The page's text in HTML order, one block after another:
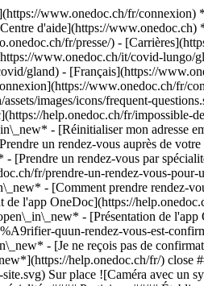
www.onedoc.ch/fr/connexion)
d'aide](https://www.onedoc.ch)
fr/presse/) -
www.onedoc.ch/it/covid-
gland) - [Français](https://
www.onedoc.ch/fr/
images/icons/frequent-
help.onedoc.ch/fr/
- [Réinitialiser mon adresse
un rendez-vous auprès de
un rendez-vous par
fr/prendre-un-rendez-vous-
- [Comment prendre rendez-
de l'app OneDoc](https://
- [Présentation de
fr/centre-medical/gland/e779/centre-medical-du-lac) Route Suisse 35 1196 Gland ![Icône patient avec un signe plus annonçant que le professionnel accepte de nouveaux patients](https://www.onedoc.ch/assets/images/icons/new-patients.svg)Accepte les nouveaux patients [Réserver un RDV](https://www.onedoc.ch/fr/pneumologue/gland/pcn9d/dr-liz-coronado) Expertises: Covid long, [Dépistage cancer du poumon](https://www.onedoc.ch/fr/depistage-cancer-du-poumon/gland), [Cancer du poumon](https://www.onedoc.ch/fr/cancer-du-poumon/gland), [Bronchopneumopathie chronique obstructive (BPCO)](https://www.onedoc.ch/fr/bronchopneumopathie-chronique-obstructive-bpco/gland), [Asthme](https://www.onedoc.ch/fr/asthme/gland), [Apnée du sommeil](https://www.onedoc.ch/fr/apnee-du-sommeil/gland)Voir plus *chevron\_left* lun. 03 août *chevron\_right* Voir plus de rendez-vous *error\_outline* Une erreur s'est produite lors du chargement des disponibilités [Réessayer](https://www.onedoc.ch) Expertises: Covid long, [Dépistage cancer du poumon](https://www.onedoc.ch/fr/depistage-cancer-du-poumon/gland), [Cancer du poumon](https://www.onedoc.ch/fr/cancer-du-poumon/gland), [Bronchopneumopathie chronique obstructive (BPCO)](https://www.onedoc.ch/fr/bronchopneumopathie-chronique-obstructive-bpco/gland), [Asthme](https://www.onedoc.ch/fr/asthme/gland), [Apnée du sommeil](https://www.onedoc.ch/fr/apnee-du-sommeil/gland)Voir plus ## __Covid long__: d'autres spécialistes sont réservables en ligne dans les environs de __Gland__ [![Dr. Natalia Fouz Roson, pneumologue à Eysins](https://assets.onedoc.ch/images/users/f2324281f37aa2d7f5df0b1fb6935c8fc32d56fce3999d5c9c20f11540cd9aa1-small.jpg "Dr. Natalia Fouz Roson, pneumologue à Eysins")](https://www.onedoc.ch/fr/pneumologue/eysins/pcj9m/dr-natalia-fouz-roson) ### [Dr. Natalia Fouz Roson](https://www.onedoc.ch/fr/pneumologue/eysins/pcj9m/dr-natalia-fouz-roson) ![Badge indiquant un profil vérifié](https://www.onedoc.ch/assets/images/icons/